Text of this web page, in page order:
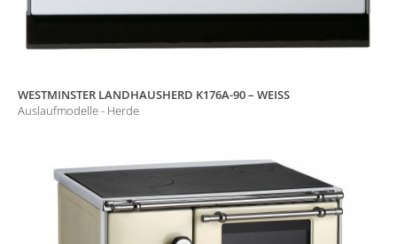
WESTMINSTER LANDHAUSHERD K176A-90 – WEISS
Auslaufmodelle - Herde